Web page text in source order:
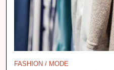
FASHION / MODE